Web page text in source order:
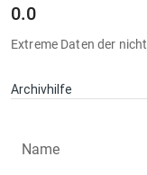
0.0
Extreme Daten der
Archivhilfe
Name